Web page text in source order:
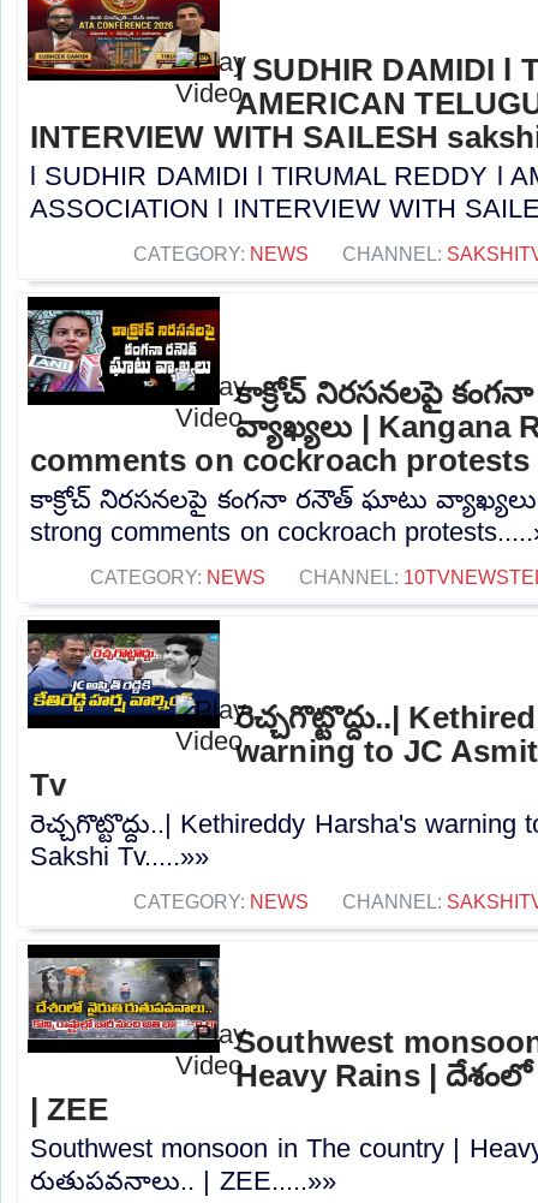
l SUDHIR DAMIDI l
AMERICAN
INTERVIEW WITH SAILESH
l SUDHIR DAMIDI l TIRUMAL REDDY l
ASSOCIATION l INTERVIEW WITH
CATEGORY: NEWS CHANNEL:
కాక్రోచ్ నిరసనలపై
వ్యాఖ్యలు | Kangana
comments on cockroach protests
కాక్రోచ్ నిరసనలపై కంగనా రనౌత్ ఘాటు వ్యాఖ్యలు |
strong comments on cockroach
CATEGORY: NEWS CHANNEL:
రెచ్చగొట్టొద్దు..|
warning to JC
Tv
రెచ్చగొట్టొద్దు..| Kethireddy Harsha's warning
Sakshi Tv.....»»
CATEGORY: NEWS CHANNEL:
Southwest
Heavy Rains |
| ZEE
Southwest monsoon in The country |
రుతుపవనాలు.. | ZEE.....»»